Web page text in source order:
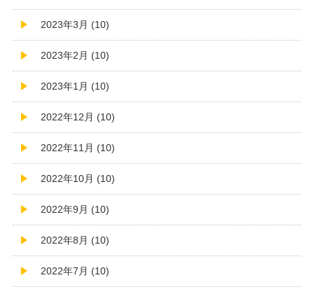
2023年3月 (10)
2023年2月 (10)
2023年1月 (10)
2022年12月 (10)
2022年11月 (10)
2022年10月 (10)
2022年9月 (10)
2022年8月 (10)
2022年7月 (10)